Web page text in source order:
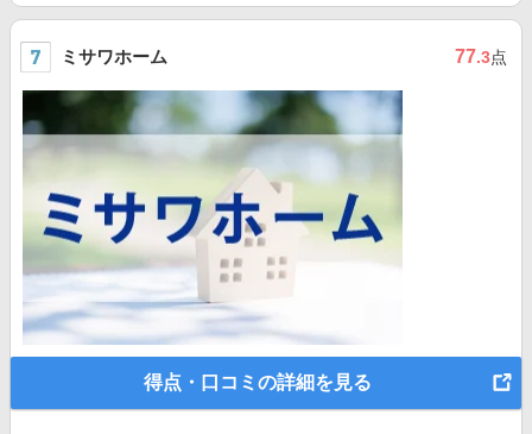
ミサワホーム 77.3点
得点・口コミの詳細を見る